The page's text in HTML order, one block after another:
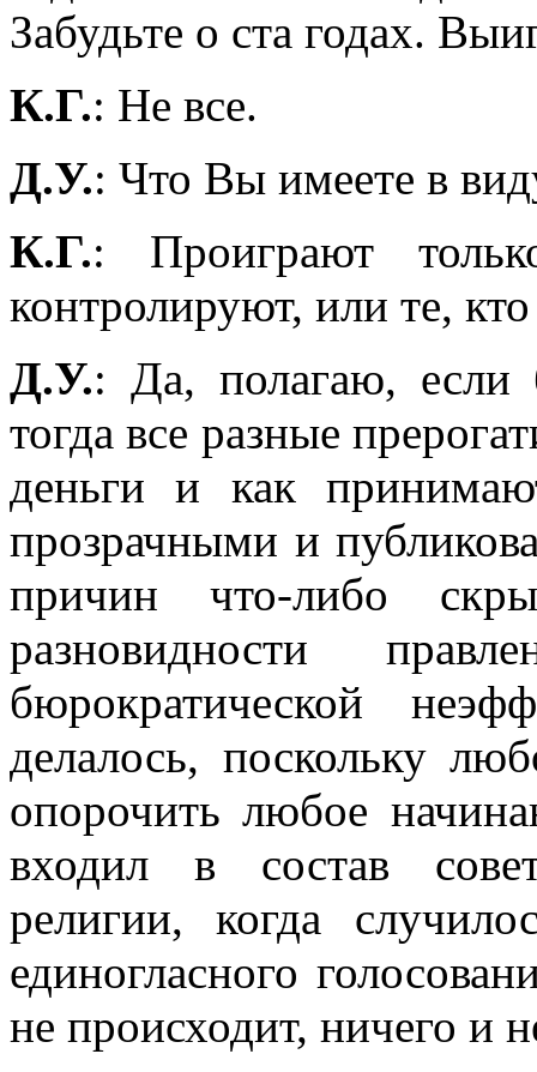
Забудьте о ста годах.
К.Г.: Не все.
Д.У.: Что Вы имеете в
К.Г.: Проиграют
контролируют, или те,
Д.У.: Да, полагаю, если
тогда все разные
деньги и как
прозрачными и
причин что-либо
разновидности
бюрократической
делалось, поскольку
опорочить любое
входил в состав
религии, когда
единогласного
не происходит, ничего и